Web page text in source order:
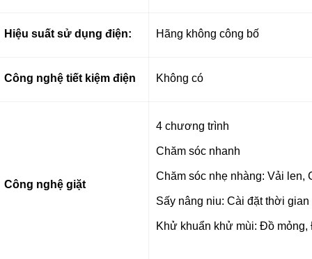
Hiệu suất sử dụng điện: Hãng không công bố
Công nghệ tiết kiệm điện Không có
Công nghệ giặt
4 chương trình
Chăm sóc nhanh
Chăm sóc nhẹ nhàng: Vải len,
Sấy nâng niu: Cài đặt thời
Khử khuẩn khử mùi: Đồ